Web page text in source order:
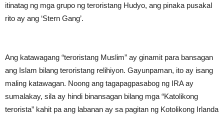
itinatag ng mga grupo ng teroristang Hudyo, ang pinaka pusakal
rito ay ang ‘Stern Gang’.
Ang katawagang “teroristang Muslim” ay ginamit para bansagan
ang Islam bilang teroristang relihiyon. Gayunpaman, ito ay isang
maling katawagan. Noong ang tagapagpasabog ng IRA ay
sumalakay, sila ay hindi binansagan bilang mga “Katolikong
terorista” kahit pa ang labanan ay sa pagitan ng Kotolikong Irlanda